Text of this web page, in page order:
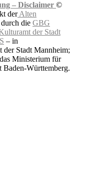
– Disclaimer ©
derAlten
die GBG
der Stadt
– in
der Stadt Mannheim;
Ministerium für
Baden-Württemberg.